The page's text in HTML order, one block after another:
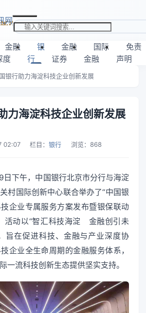
网
搜索关键词
金融
度
银
行
金融
证券
国际
金融
免责
声明
银行助力海淀科技企业创新发展
力海淀科技企业创新发展
02:07 栏目： 银行 浏览： 868
日下午，中国银行北京市分行与海淀
村国际创新中心联合举办了“中国银
企业专属服务方案发布暨银保联动
活动以“智汇科技海淀 金融创引未
旨在促进科技、金融与产业深度协
企业全生命周期的金融服务体系，
一流科技创新生态提供坚实支持。